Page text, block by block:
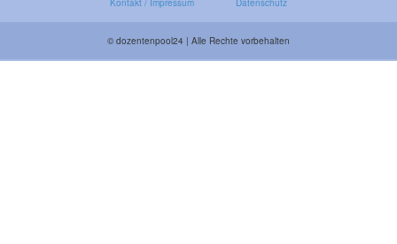
Kontakt / Impressum Datenschutz
© dozentenpool24 | Alle Rechte vorbehalten